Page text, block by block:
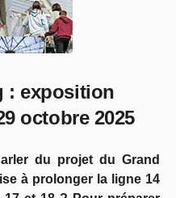
: exposition
octobre 2025
du projet du Grand
à prolonger la ligne 14